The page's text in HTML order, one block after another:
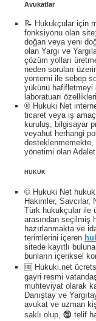
Avukatlar
📝 Hukukçular için
fonksiyonu olan
doğan veya yeni
olan Yargı ve
çözüm yolları
neden soruları
yöntemi ile sebep
yükünü hafifletmeyi
laboratuarı
® Hukuki Net
ticaret veya iş
kuruluş, bilgisayar
veyahut herhangi
yönetimi olan
HUKUK
© Hukuki Net
Hakimler,
Türk hukukçular ile
arasından seçilmiş
hazırlanmakta ve
terimlerini içeren
sitede kayıtlı
bunların içeriksel
🆓 Hukuki.net
gayri resmi
muhteviyat olarak
Danıştay ve
avukat ve uzman
saklı olup, 🕲 telif